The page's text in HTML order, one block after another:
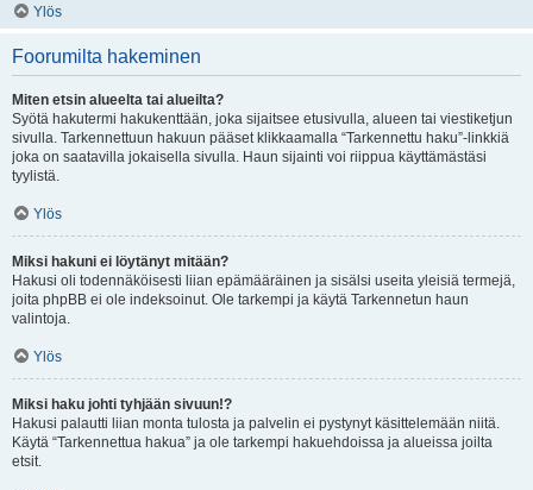
Ylös
Foorumilta hakeminen
Miten etsin alueelta tai alueilta?
Syötä hakutermi hakukenttään, joka sijaitsee etusivulla, alueen tai viestiketjun
sivulla. Tarkennettuun hakuun pääset klikkaamalla “Tarkennettu haku”-linkkiä
joka on saatavilla jokaisella sivulla. Haun sijainti voi riippua käyttämästäsi
tyylistä.
Ylös
Miksi hakuni ei löytänyt mitään?
Hakusi oli todennäköisesti liian epämääräinen ja sisälsi useita yleisiä termejä,
joita phpBB ei ole indeksoinut. Ole tarkempi ja käytä Tarkennetun haun
valintoja.
Ylös
Miksi haku johti tyhjään sivuun!?
Hakusi palautti liian monta tulosta ja palvelin ei pystynyt käsittelemään niitä.
Käytä “Tarkennettua hakua” ja ole tarkempi hakuehdoissa ja alueissa joilta
etsit.